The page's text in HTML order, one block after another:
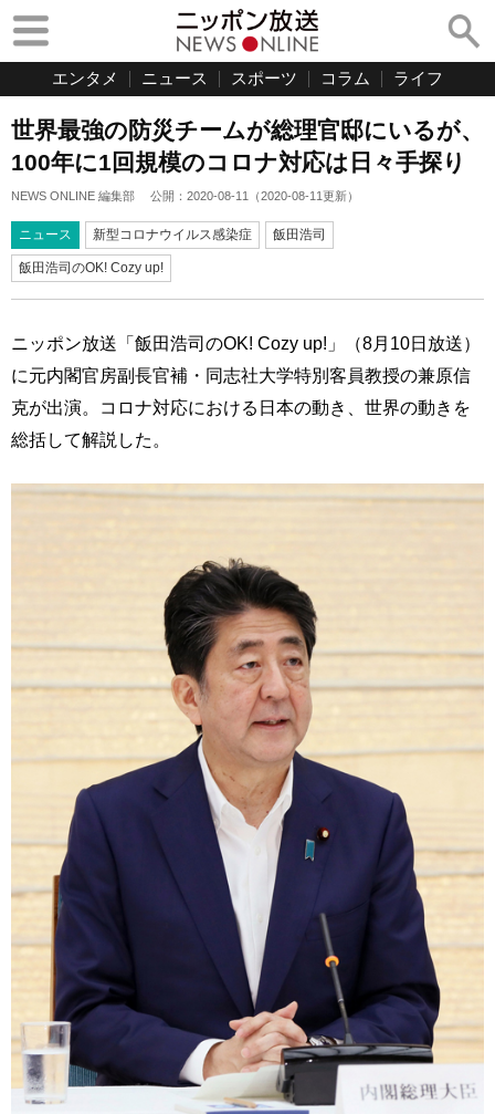
エンタメ ニュース スポーツ コラム ライフ
世界最強の防災チームが総理官邸にいるが、
100年に1回規模のコロナ対応は日々手探り
NEWS ONLINE 編集部 公開： 2020-08-11 （2020-08-11更新）
ニュース 新型コロナウイルス感染症 飯田浩司
飯田浩司のOK! Cozy up!
ニッポン放送「飯田浩司のOK! Cozy up!」（8月10日放送）
に元内閣官房副長官補・同志社大学特別客員教授の兼原信
克が出演。コロナ対応における日本の動き、世界の動きを
総括して解説した。